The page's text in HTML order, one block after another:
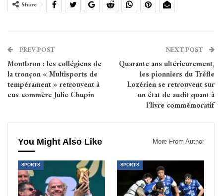
Share
PREV POST
Montbron : les collégiens de
la tronçon « Multisports de
tempérament » retrouvent à
eux commère Julie Chupin
NEXT POST
Quarante ans ultérieurement,
les pionniers du Trèfle
Lozérien se retrouvent sur
un état de audit quant à
l’livre commémoratif
You Might Also Like More From Author
SPORTS SPORTS